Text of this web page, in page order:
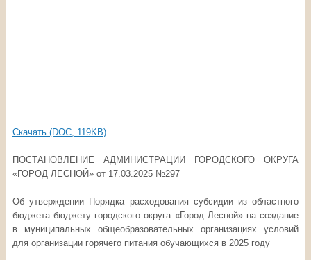
Скачать (DOC, 119KB)
ПОСТАНОВЛЕНИЕ АДМИНИСТРАЦИИ ГОРОДСКОГО ОКРУГА
«ГОРОД ЛЕСНОЙ» от 17.03.2025 №297
Об утверждении Порядка расходования субсидии из областного
бюджета бюджету городского округа «Город Лесной» на создание
в муниципальных общеобразовательных организациях условий
для организации горячего питания обучающихся в 2025 году